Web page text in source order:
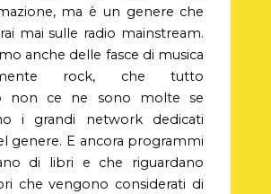
ma è un genere che
mai sulle radio mainstream.
anche delle fasce di musica
rock, che tutto
non ce ne sono molte se
i grandi network dedicati
genere. E ancora programmi
di libri e che riguardano
che vengono considerati di